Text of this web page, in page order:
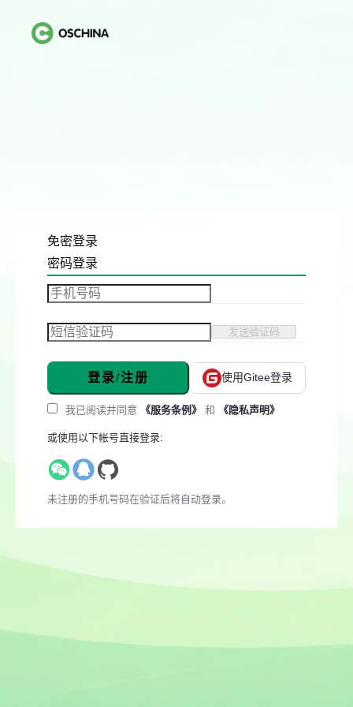
免密登录
密码登录
发送验证码
登录/注册 使用Gitee登录
我已阅读并同意 《服务条例》 和 《隐私声明》
或使用以下帐号直接登录:
未注册的手机号码在验证后将自动登录。